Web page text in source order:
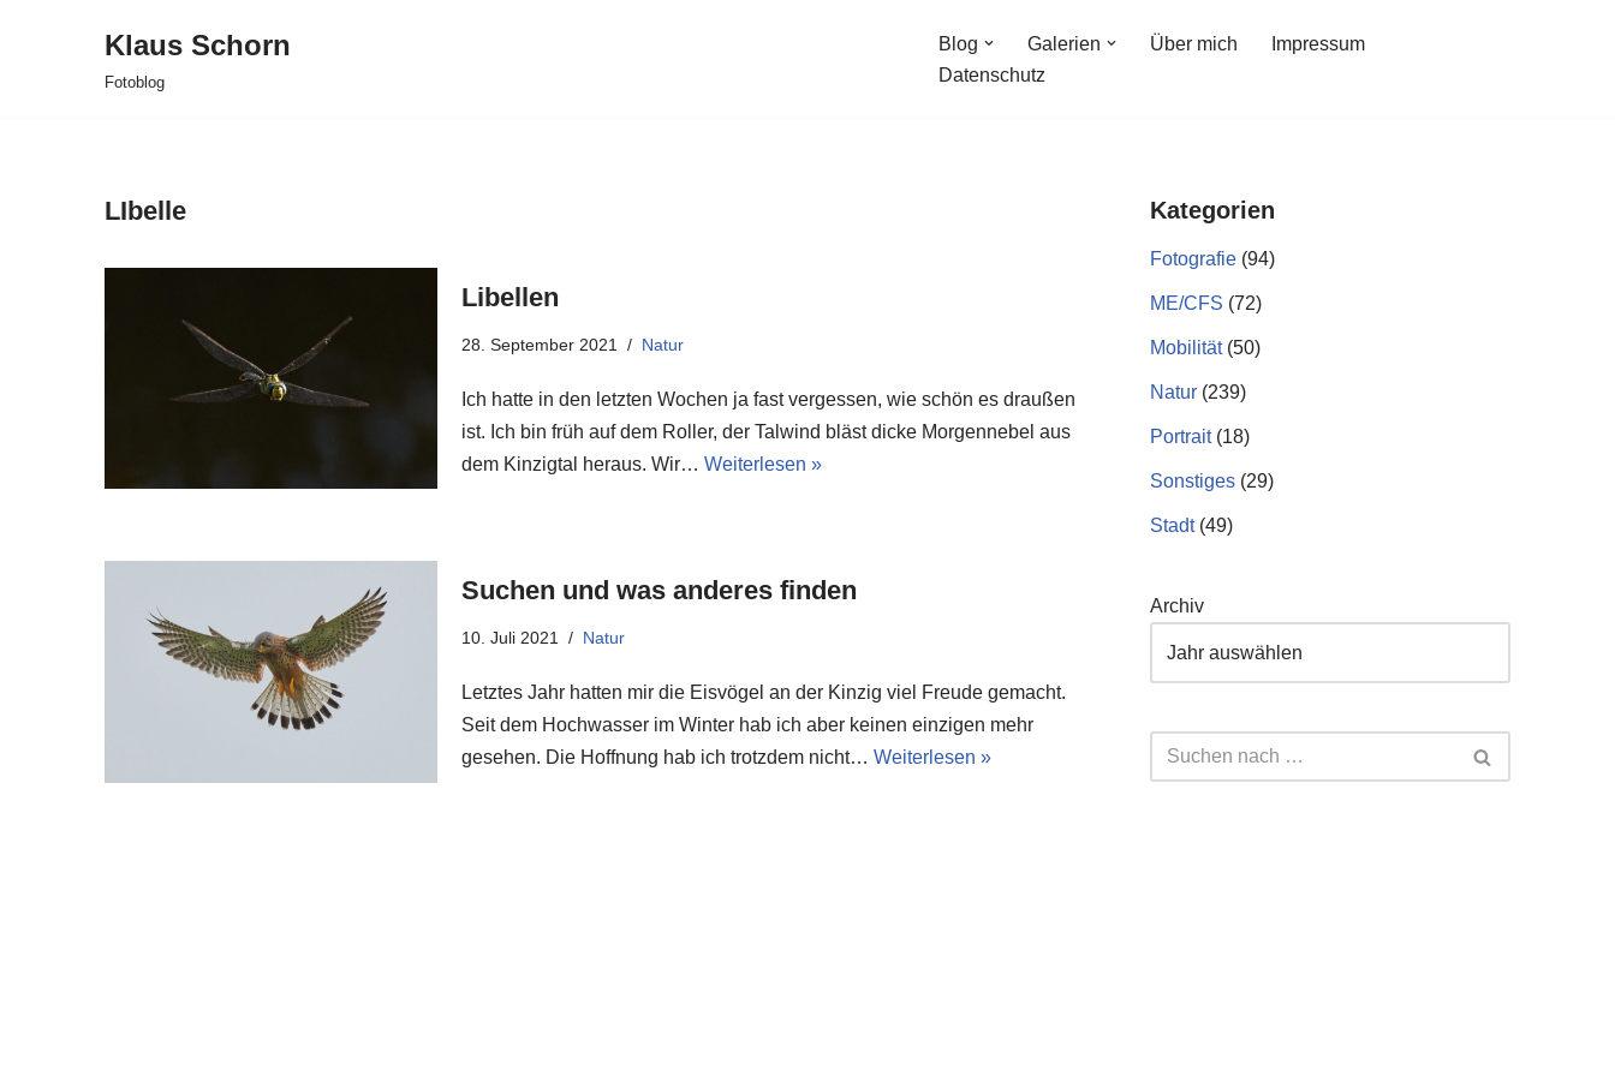
Klaus Schorn
Fotoblog
Blog Galerien Über mich
Impressum
Datenschutz
LIbelle
Libellen
28. September 2021 Natur
Ich hatte in den letzten Wochen ja fast vergessen, wie schön es draußen
ist. Ich bin früh auf dem Roller, der Talwind bläst dicke Morgennebel aus
dem Kinzigtal heraus. Wir… Weiterlesen »
Suchen und was anderes finden
10. Juli 2021 Natur
Letztes Jahr hatten mir die Eisvögel an der Kinzig viel Freude gemacht.
Seit dem Hochwasser im Winter hab ich aber keinen einzigen mehr
gesehen. Die Hoffnung hab ich trotzdem nicht… Weiterlesen »
Kategorien
Fotografie (94)
ME/CFS (72)
Mobilität(50)
Natur (239)
Portrait(18)
Sonstiges (29)
Stadt(49)
Archiv